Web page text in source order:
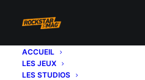
ACCUEIL
LES JEUX
LES STUDIOS